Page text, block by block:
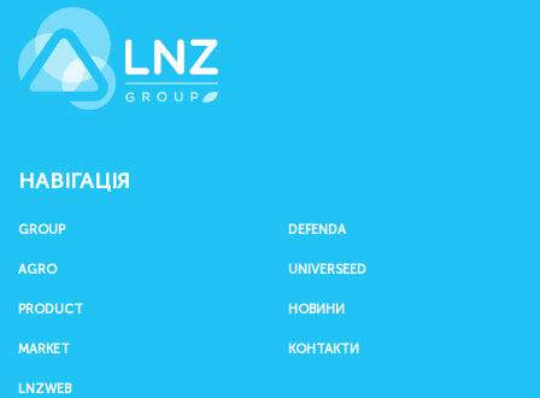
НАВІГАЦІЯ
GROUP
AGRO
PRODUCT
MARKET
DEFENDA
UNIVERSEED
НОВИНИ
КОНТАКТИ
LNZWEB